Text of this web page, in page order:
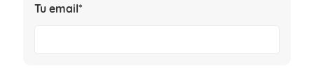
Tu email*